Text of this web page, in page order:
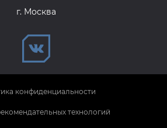
г. Москва
конфиденциальности
технологий